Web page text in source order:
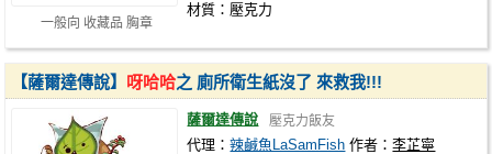
一般向 收藏品 胸章
材質：壓克力
【薩爾達傳說】 呀哈哈之 廁所衛生紙沒了 來救我!!!
薩爾達傳說 壓克力飯友
代理：辣鹹魚LaSamFish 作者：李芷寧